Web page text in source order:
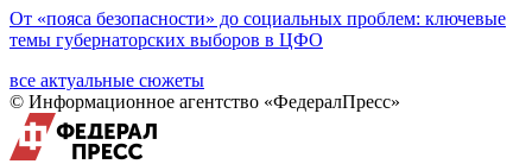
От «пояса безопасности» до социальных проблем: ключевые
темы губернаторских выборов в ЦФО
все актуальные сюжеты
© Информационное агентство «ФедералПресс»